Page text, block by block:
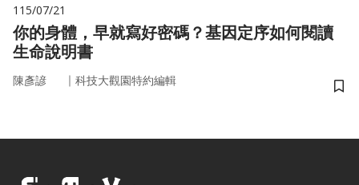
115/07/21
你的身體，早就寫好密碼？基因定序如何閱讀
生命說明書
陳彥諺 ｜ 科技大觀園特約編輯
儲